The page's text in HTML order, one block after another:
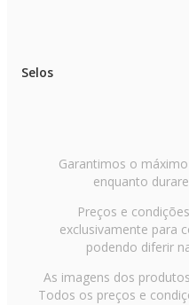
Selos
Garantimos o
enquanto
Preços e
exclusivamente para
podendo diferir
As imagens dos
Todos os preços e